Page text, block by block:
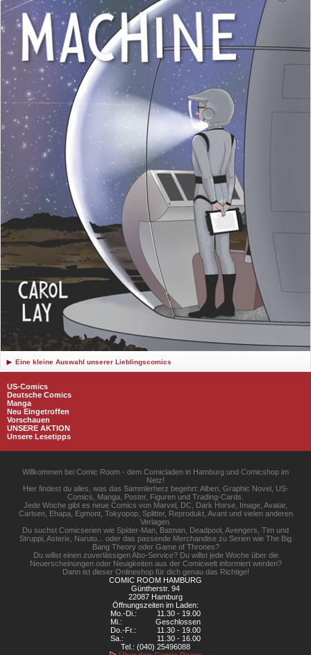
Eine kleine Auswahl unserer Lieblingscomics
US-Comics
Deutsche Comics
Manga
Neu Eingetroffen
Vorschauen
UNSERE AKTION
Unsere Lesetipps
Willkommen bei Comic Room - dem Comicladen in Hamburg und Comicshop im
Netz!
Hier findest du alles, was das Sammlerherz begehrt: Alben, Graphic Novel, US-
Comics, Manga, Poster, Figuren und Trading-Cards.
Jede Woche gibt es neue Comics von Marvel, DC, Dark Horse, Image, Avatar,
Carlsen, Ehapa, Egmont, Tokyopop, Splitter, Reprodukt, Avant und vielen anderen
Verlagen.
Du suchst Comicserien wie Spider-Man, Batman, Deadpool, Avengers, Tim und
Struppi, Asterix, Naruto... oder das passende Merchandise zu Serien wie The Big
Bang Theory oder Game of Thrones?
Du willst einen zuverlässigen Abo-Service? Du willst jede Woche über die
Neuerscheinungen oder Neuigkeiten aus der Comicwelt informiert werden?
Dann ist dieser Onlineshop für dich genau das Richtige!
COMIC ROOM HAMBURG
Güntherstr. 94
22087 Hamburg
Öffnungszeiten im Laden:
Mo.-Di.:
11.30 - 19.00
Mi.:
Geschlossen
Do.-Fr.:
11.30 - 19.00
Sa.:
11.30 - 16.00
Tel.: (040) 25496088